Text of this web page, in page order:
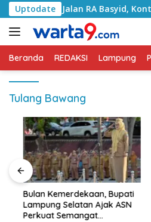
Langsung
ke
konten
Uptodate
Jalan RA Basyid, Kontrak
Beranda REDAKSI Lampung
Tulang Bawang
Bulan Kemerdekaan, Bupati
Lampung Selatan Ajak ASN
Perkuat Semangat